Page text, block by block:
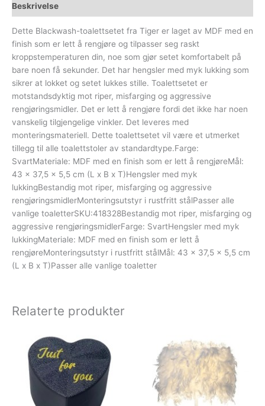
Beskrivelse
Dette Blackwash-toalettsetet fra Tiger er laget av MDF med en
finish som er lett å rengjøre og tilpasser seg raskt
kroppstemperaturen din, noe som gjør setet komfortabelt på
bare noen få sekunder. Det har hengsler med myk lukking som
sikrer at lokket og setet lukkes stille. Toalettsetet er
motstandsdyktig mot riper, misfarging og aggressive
rengjøringsmidler. Det er lett å rengjøre fordi det ikke har noen
vanskelig tilgjengelige vinkler. Det leveres med
monteringsmateriell. Dette toalettsetet vil være et utmerket
tillegg til alle toalettstoler av standardtype.Farge:
SvartMateriale: MDF med en finish som er lett å rengjøreMål:
43 x 37,5 x 5,5 cm (L x B x T)Hengsler med myk
lukkingBestandig mot riper, misfarging og aggressive
rengjøringsmidlerMonteringsutstyr i rustfritt stålPasser alle
vanlige toaletterSKU:418328Bestandig mot riper, misfarging og
aggressive rengjøringsmidlerFarge: SvartHengsler med myk
lukkingMateriale: MDF med en finish som er lett å
rengjøreMonteringsutstyr i rustfritt stålMål: 43 x 37,5 x 5,5 cm
(L x B x T)Passer alle vanlige toaletter
Relaterte produkter